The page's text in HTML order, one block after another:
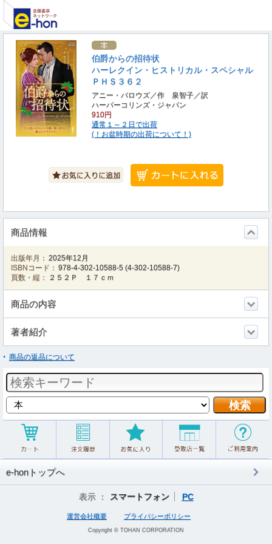
伯爵からの招待状
ハーレクイン・ヒストリカル・スペシャル
ＰＨＳ３６２
アニー・バロウズ／作 泉智子／訳
ハーパーコリンズ・ジャパン
910円
通常１～２日で出荷
(！お盆時期の出荷について！)
商品情報
出版年月： 2025年12月
ISBNコード： 978-4-302-10588-5 (4-302-10588-7)
頁数・縦：
２５２Ｐ １７ｃｍ
商品の内容
著者紹介
商品の返品について
e-honトップへ
表示 ： スマートフォン PC
運営会社概要 プライバシーポリシー
Copyright © TOHAN CORPORATION